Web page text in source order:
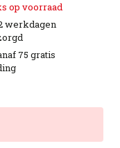
op voorraad
werkdagen
75 gratis